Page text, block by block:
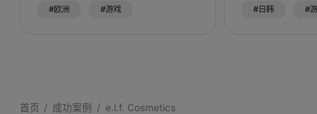
#欧洲 #游戏 #日韩 #
首页 成功案例 e.l.f. Cosmetics